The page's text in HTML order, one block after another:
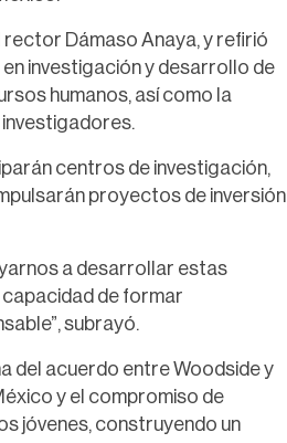
rector Dámaso Anaya, y refirió
investigación y desarrollo de
humanos, así como la
centros de investigación,
proyectos de inversión
a desarrollar estas
capacidad de formar
subrayó.
del acuerdo entre Woodside y
y el compromiso de
jóvenes, construyendo un